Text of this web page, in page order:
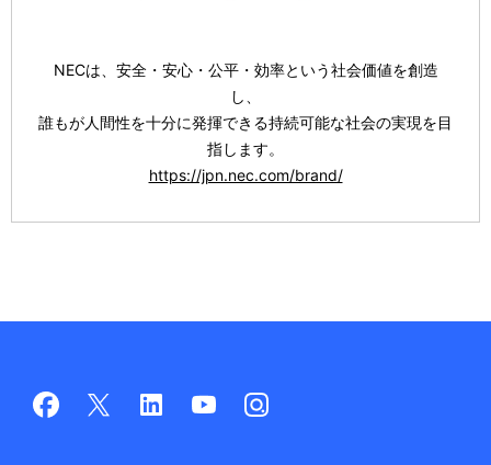
NECは、安全・安心・公平・効率という社会価値を創造
し、
誰もが人間性を十分に発揮できる持続可能な社会の実現を目
指します。
https://jpn.nec.com/brand/